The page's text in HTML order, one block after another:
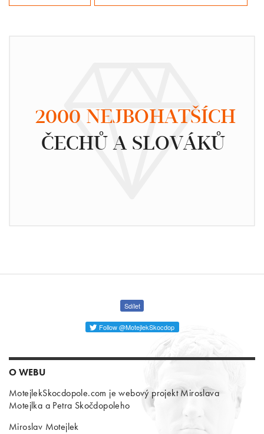
2000 NEJBOHATŠÍCH
ČECHŮ A SLOVÁKŮ
Sdílet
Follow @MotejlekSkocdop
O WEBU
MotejlekSkocdopole.com je webový projekt Miroslava
Motejlka a Petra Skočdopoleho
Miroslav Motejlek